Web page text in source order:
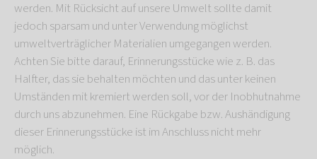
werden. Mit Rücksicht auf unsere Umwelt sollte damit
jedoch sparsam und unter Verwendung möglichst
umweltverträglicher Materialien umgegangen werden.
Achten Sie bitte darauf, Erinnerungsstücke wie z. B. das
Halfter, das sie behalten möchten und das unter keinen
Umständen mit kremiert werden soll, vor der Inobhutnahme
durch uns abzunehmen. Eine Rückgabe bzw. Aushändigung
dieser Erinnerungsstücke ist im Anschluss nicht mehr
möglich.